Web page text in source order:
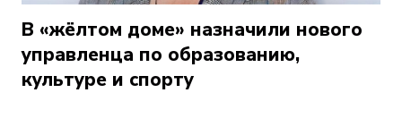
В «жёлтом доме» назначили нового
управленца по образованию,
культуре и спорту